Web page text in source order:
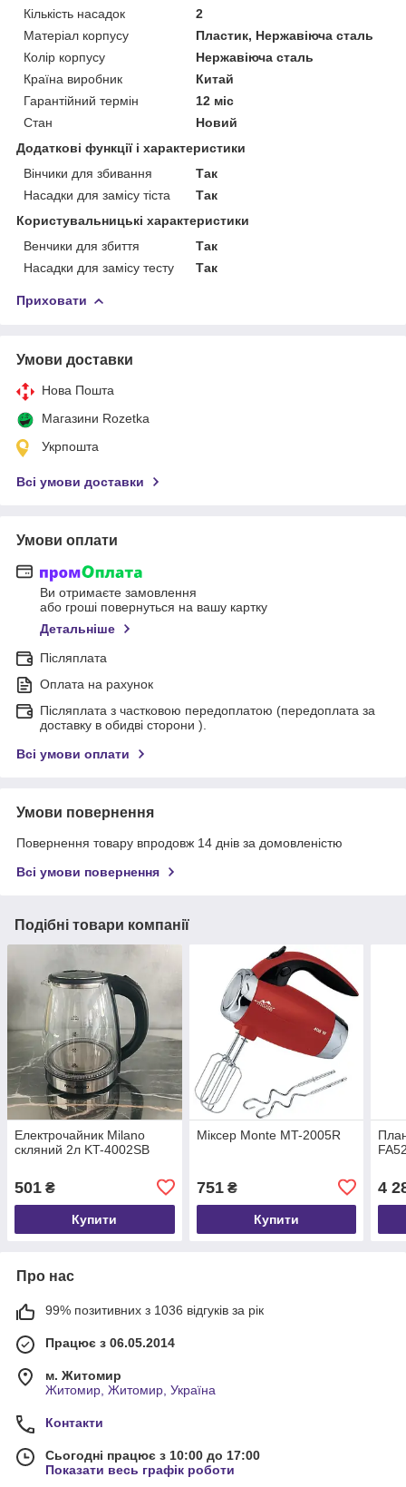
Кількість насадок
2
Матеріал корпусу
Пластик, Нержавіюча сталь
Колір корпусу
Нержавіюча сталь
Країна виробник
Китай
Гарантійний термін
12 міс
Стан
Новий
Додаткові функції і характеристики
Вінчики для збивання
Так
Насадки для замісу тіста
Так
Користувальницькі характеристики
Венчики для збиття
Так
Насадки для замісу тесту
Так
Приховати
Умови доставки
Нова Пошта
Магазини Rozetka
Укрпошта
Всі умови доставки
Умови оплати
Ви отримаєте замовлення
або гроші повернуться на вашу картку
Детальніше
Післяплата
Оплата на рахунок
Післяплата з частковою передоплатою (передоплата за
доставку в обидві сторони ).
Всі умови оплати
Умови повернення
Повернення товару впродовж 14 днів за домовленістю
Всі умови повернення
Подібні товари компанії
Електрочайник Milano
скляний 2л KT-4002SB
501 ₴
Купити
Міксер Monte MT-2005R
751₴
Купити
4
Про нас
99% позитивних з 1036 відгуків за рік
Працює з 06.05.2014
м. Житомир
Житомир, Житомир, Україна
Контакти
Сьогодні працює з 10:00 до 17:00
Показати весь графік роботи